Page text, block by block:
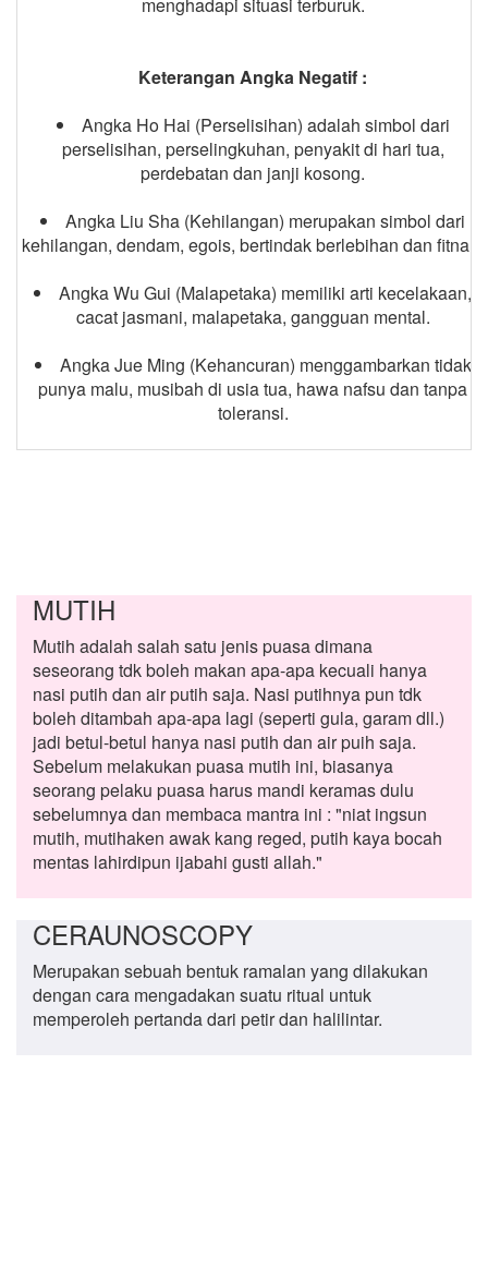
Keterangan Angka Negatif :
Angka Ho Hai (Perselisihan) adalah simbol dari
perselisihan, perselingkuhan, penyakit di hari tua,
perdebatan dan janji kosong.
Angka Liu Sha (Kehilangan) merupakan simbol dari
kehilangan, dendam, egois, bertindak berlebihan dan fitnah.
Angka Wu Gui (Malapetaka) memiliki arti kecelakaan,
cacat jasmani, malapetaka, gangguan mental.
Angka Jue Ming (Kehancuran) menggambarkan tidak
punya malu, musibah di usia tua, hawa nafsu dan tanpa
toleransi.
MUTIH
Mutih adalah salah satu jenis puasa dimana
seseorang tdk boleh makan apa-apa kecuali hanya
nasi putih dan air putih saja. Nasi putihnya pun tdk
boleh ditambah apa-apa lagi (seperti gula, garam dll.)
jadi betul-betul hanya nasi putih dan air puih saja.
Sebelum melakukan puasa mutih ini, biasanya
seorang pelaku puasa harus mandi keramas dulu
sebelumnya dan membaca mantra ini : "niat ingsun
mutih, mutihaken awak kang reged, putih kaya bocah
mentas lahirdipun ijabahi gusti allah."
CERAUNOSCOPY
Merupakan sebuah bentuk ramalan yang dilakukan
dengan cara mengadakan suatu ritual untuk
memperoleh pertanda dari petir dan halilintar.